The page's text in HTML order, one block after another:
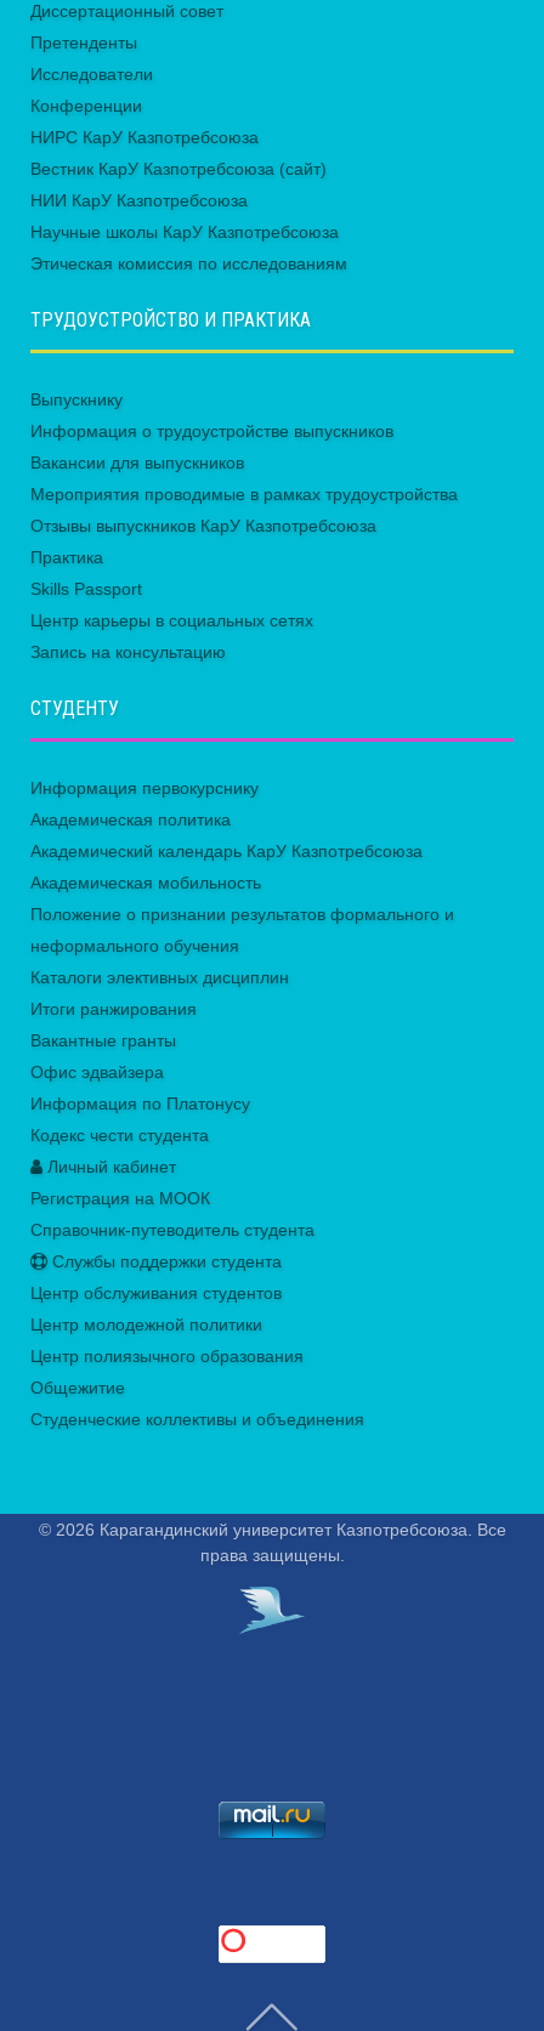
Диссертационный совет
Претенденты
Исследователи
Конференции
НИРС КарУ Казпотребсоюза
Вестник КарУ Казпотребсоюза (сайт)
НИИ КарУ Казпотребсоюза
Научные школы КарУ Казпотребсоюза
Этическая комиссия по исследованиям
ТРУДОУСТРОЙСТВО И ПРАКТИКА
Выпускнику
Информация о трудоустройстве выпускников
Вакансии для выпускников
Мероприятия проводимые в рамках трудоустройства
Отзывы выпускников КарУ Казпотребсоюза
Практика
Skills Passport
Центр карьеры в социальных сетях
Запись на консультацию
СТУДЕНТУ
Информация первокурснику
Академическая политика
Академический календарь КарУ Казпотребсоюза
Академическая мобильность
Положение о признании результатов формального и
неформального обучения
Каталоги элективных дисциплин
Итоги ранжирования
Вакантные гранты
Офис эдвайзера
Информация по Платонусу
Кодекс чести студента
Личный кабинет
Регистрация на МООК
Справочник-путеводитель студента
Службы поддержки студента
Центр обслуживания студентов
Центр молодежной политики
Центр полиязычного образования
Общежитие
Студенческие коллективы и объединения
© 2026 Карагандинский университет Казпотребсоюза. Все
права защищены.